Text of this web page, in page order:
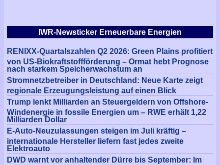
IWR-Newsticker Erneuerbare Energien
RENIXX-Quartalszahlen Q2 2026: Green Plains profitiert
von US-Biokraftstoffförderung – Ormat hebt Prognose
nach starkem Speicherwachstum an
Stromnetzbetreiber in Deutschland: Neue Karte zeigt
regionale Erzeugungsleistung auf einen Blick
Trump lenkt Milliarden an Steuergeldern von Offshore-
Windenergie in fossile Energien um – RWE erhält 1,22
Milliarden Dollar
E-Auto-Neuzulassungen steigen im Juli kräftig –
internationale Hersteller liefern fast jedes zweite
Elektroauto
DWD warnt vor anhaltender Dürre bis September: Im